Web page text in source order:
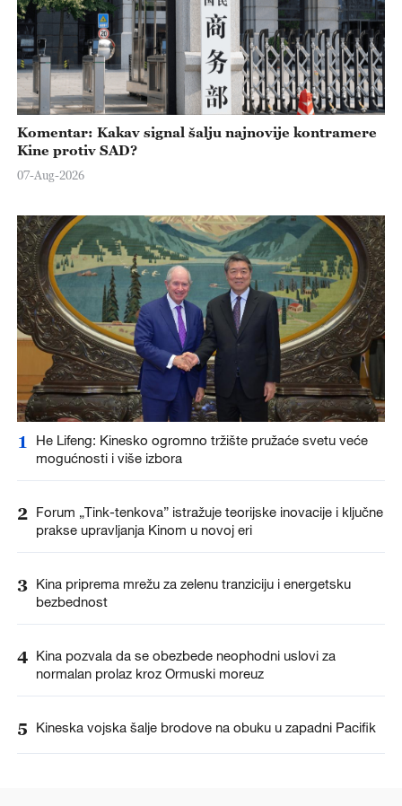
Komentar: Kakav signal šalju najnovije kontramere
Kine protiv SAD?
07-Aug-2026
1
He Lifeng: Kinesko ogromno tržište pružaće svetu veće
mogućnosti i više izbora
2 Forum „Tink-tenkova” istražuje teorijske inovacije i ključne
prakse upravljanja Kinom u novoj eri
3 Kina priprema mrežu za zelenu tranziciju i energetsku
bezbednost
4 Kina pozvala da se obezbede neophodni uslovi za
normalan prolaz kroz Ormuski moreuz
5 Kineska vojska šalje brodove na obuku u zapadni Pacifik